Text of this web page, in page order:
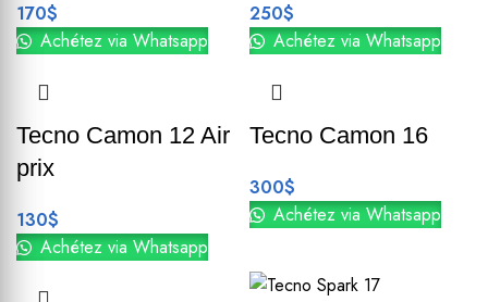
170$
Achétez via Whatsapp
250$
Achétez via Whatsapp
Tecno Camon 12 Air
prix
130$
Achétez via Whatsapp
Tecno Camon 16
300$
Achétez via Whatsapp